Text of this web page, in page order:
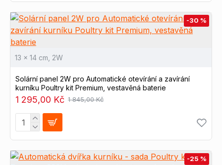
-30 %
13 x 14 cm, 2W
Solární panel 2W pro Automatické otevírání a zavírání
kurníku Poultry kit Premium, vestavěná baterie
1 295,00 Kč 1 845,00 Kč
-25 %